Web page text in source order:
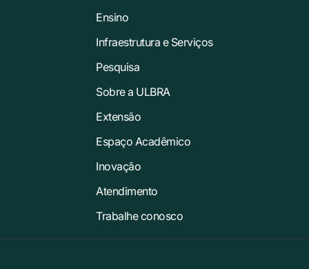
Ensino
Infraestrutura e Serviços
Pesquisa
Sobre a ULBRA
Extensão
Espaço Acadêmico
Inovação
Atendimento
Trabalhe conosco